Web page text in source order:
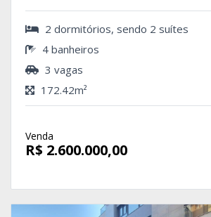
2 dormitórios, sendo 2 suítes
4 banheiros
3 vagas
172.42m²
Venda
R$ 2.600.000,00